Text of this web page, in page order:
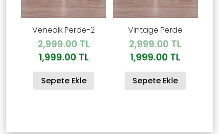
Venedik Perde-2
2,999.00TLOrijinal
2,999.00 TL.
1,999.00 TLŞu
andaki
Sepete Ekle
Vintage Perde
2,999.00TLOrijinal
1,999.00 TL
andaki
Sepete Ekle